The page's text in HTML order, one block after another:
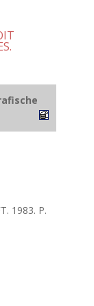
1983. P.